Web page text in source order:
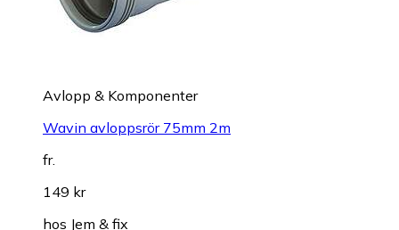
Avlopp & Komponenter
Wavin avloppsrör 75mm 2m
fr.
149 kr
hos Jem & fix